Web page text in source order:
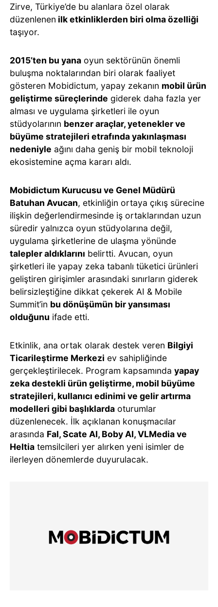
Zirve, Türkiye’de bu alanlara özel olarak
düzenlenen ilk etkinliklerden biri olma özelliği
taşıyor.
2015’ten bu yana oyun sektörünün önemli
buluşma noktalarından biri olarak faaliyet
gösteren Mobidictum, yapay zekanın mobil ürün
geliştirme süreçlerinde giderek daha fazla yer
alması ve uygulama şirketleri ile oyun
stüdyolarının benzer araçlar, yetenekler ve
büyüme stratejileri etrafında yakınlaşması
nedeniyle ağını daha geniş bir mobil teknoloji
ekosistemine açma kararı aldı.
Mobidictum Kurucusu ve Genel Müdürü
Batuhan Avucan, etkinliğin ortaya çıkış sürecine
ilişkin değerlendirmesinde iş ortaklarından uzun
süredir yalnızca oyun stüdyolarına değil,
uygulama şirketlerine de ulaşma yönünde
talepler aldıklarını belirtti. Avucan, oyun
şirketleri ile yapay zeka tabanlı tüketici ürünleri
geliştiren girişimler arasındaki sınırların giderek
belirsizleştiğine dikkat çekerek AI & Mobile
Summit’in bu dönüşümün bir yansıması
olduğunu ifade etti.
Etkinlik, ana ortak olarak destek veren Bilgiyi
Ticarileştirme Merkezi ev sahipliğinde
gerçekleştirilecek. Program kapsamında yapay
zeka destekli ürün geliştirme, mobil büyüme
stratejileri, kullanıcı edinimi ve gelir artırma
modelleri gibi başlıklarda oturumlar
düzenlenecek. İlk açıklanan konuşmacılar
arasında Fal, Scate AI, Boby AI, VLMedia ve
Heltia temsilcileri yer alırken yeni isimler de
ilerleyen dönemlerde duyurulacak.